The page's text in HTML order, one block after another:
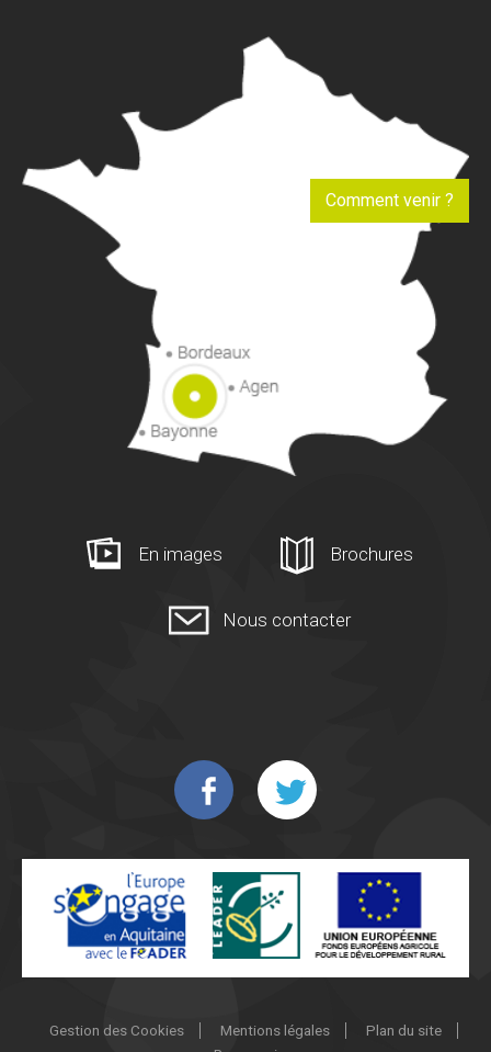
Comment venir ?
En images Brochures
Nous contacter
Gestion des Cookies Mentions légales
Plan du site